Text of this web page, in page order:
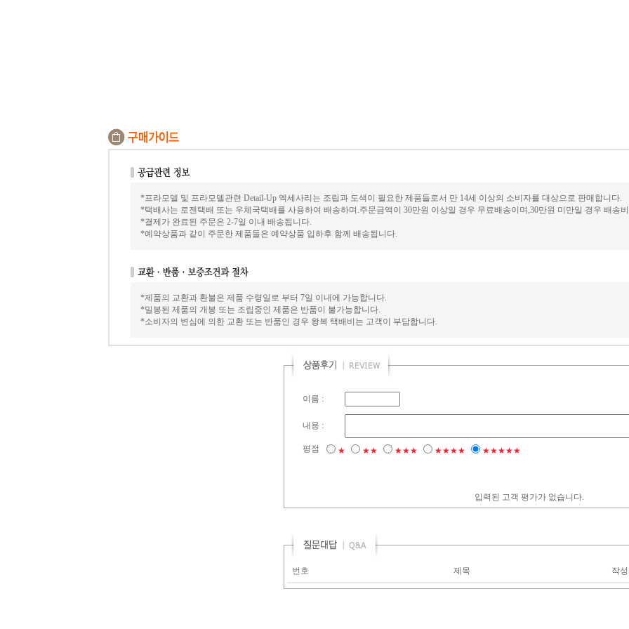
*프라모델 및 프라모델관련 Detail-Up 엑세사리는 조립과 도색이 필요한 제품들로서 만 14세 이상의 소비자를 대상으로 판매합니다.
*택배사는 로젠택배 또는 우체국택배를 사용하여 배송하며.주문금액이 30만원 이상일 경우 무료배송이며,30만원 미만일 경우 배송
*결제가 완료된 주문은 2-7일 이내 배송됩니다.
*예약상품과 같이 주문한 제품들은 예약상품 입하후 함께 배송됩니다.
*제품의 교환과 환불은 제품 수령일로 부터 7일 이내에 가능합니다.
*밀봉된 제품의 개봉 또는 조립중인 제품은 반품이 불가능합니다.
*소비자의 변심에 의한 교환 또는 반품인 경우 왕복 택배비는 고객이 부담합니다.
이름 :
내용 :
평점 ★ ★★ ★★★ ★★★★ ★★★★★
입력된 고객 평가가 없습니다.
번호 제목 작